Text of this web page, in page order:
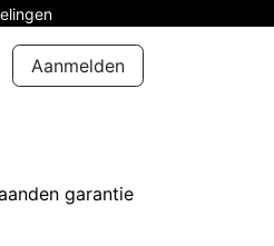
Aanmelden
garantie